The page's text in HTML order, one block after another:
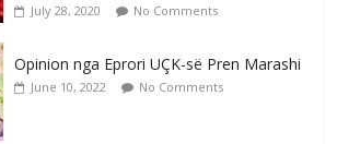
July 28, 2020 No Comments
Opinion nga Eprori UÇK-së Pren Marashi
June 10, 2022 No Comments